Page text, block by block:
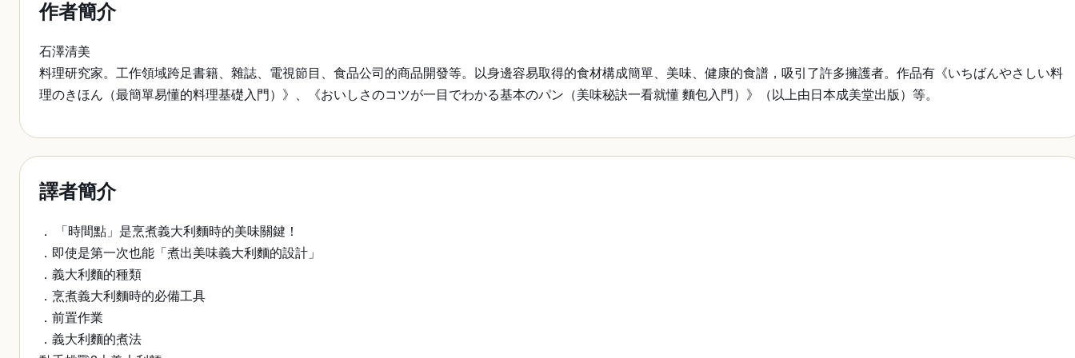
作者簡介
石澤清美
料理研究家。工作領域跨足書籍、雜誌、電視節目、食品公司的商品開發等。以身邊容易取得的食材構成簡單、美味、健康的食譜，吸引了許多擁護者。作品有《いちばんやさしい料
理のきほん（最簡單易懂的料理基礎入門）》、《おいしさのコツが一目でわかる基本のパン（美味秘訣一看就懂 麵包入門）》（以上由日本成美堂出版）等。
譯者簡介
． 「時間點」是烹煮義大利麵時的美味關鍵！
．即使是第一次也能「煮出美味義大利麵的設計」
．義大利麵的種類
．烹煮義大利麵時的必備工具
．前置作業
．義大利麵的煮法